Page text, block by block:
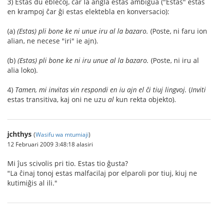
en krampoj ĉar ĝi estas elektebla en konversacio):
(a) (Estas) pli bone ke ni unue iru al la bazaro. (Poste, ni faru ion
alian, ne necese "iri" ie ajn).
(b) (Estas) pli bone ke ni iru unue al la bazaro. (Poste, ni iru al
alia loko).
4) Tamen, mi invitas vin respondi en iu ajn el ĉi tiuj lingvoj. (Inviti
estas transitiva, kaj oni ne uzu al kun rekta objekto).
jchthys (Wasifu wa mtumiaji)
12 Februari 2009 3:48:18 alasiri
Mi ĵus scivolis pri tio. Estas tio ĝusta?
"La ĉinaj tonoj estas malfacilaj por elparoli por tiuj, kiuj ne
kutimiĝis al ili."